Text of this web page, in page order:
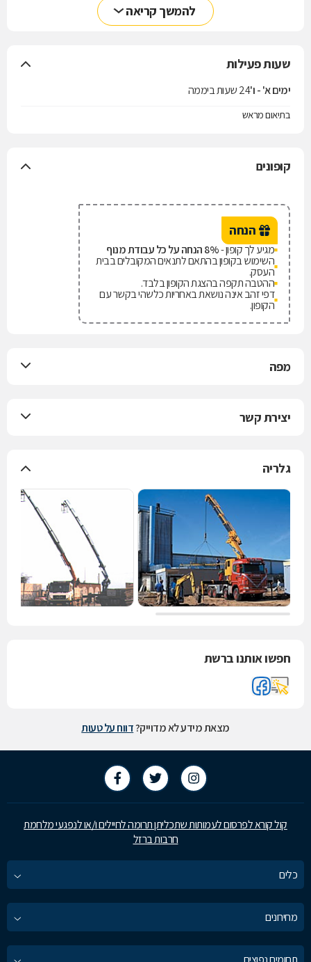
להמשך קריאה
שעות פעילות
ימים א' - ו'24 שעות ביממה
בתיאום מראש
קופונים
הנחה
מגיע לך קופון -8% הנחה על כל עבודת מנוף
השימוש בקופון בהתאם לתנאים המקובלים בבית
העסק.
ההטבה תקפה בהצגת הקופון בלבד.
דפי זהב אינה נושאת באחריות כלשהי בקשר עם
הקופון.
מפה
יצירת קשר
גלריה
חפשו אותנו ברשת
מצאת מידע לא מדוייק?דווח על טעות
קול קורא לפרסום לעמותות שתכליתן תרומה לחיילים ו/או לנפגעי מלחמת
חרבות ברזל
כלים
מחירונים